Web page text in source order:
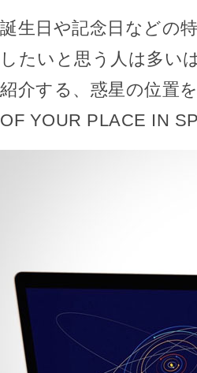
誕生日や記念日などの
したいと思う人は多い
紹介する、惑星の位置
OF YOUR PLACE IN